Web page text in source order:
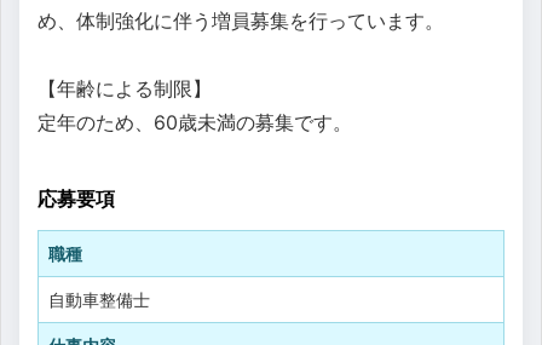
め、体制強化に伴う増員募集を行っています。
【年齢による制限】
定年のため、60歳未満の募集です。
応募要項
職種
自動車整備士